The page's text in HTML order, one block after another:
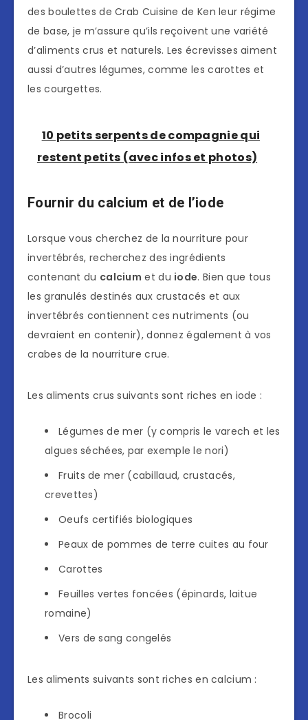
des boulettes de Crab Cuisine de Ken leur régime
de base, je m’assure qu’ils reçoivent une variété
d’aliments crus et naturels. Les écrevisses aiment
aussi d’autres légumes, comme les carottes et
les courgettes.
10 petits serpents de compagnie qui
restent petits (avec infos et photos)
Fournir du calcium et de l’iode
Lorsque vous cherchez de la nourriture pour
invertébrés, recherchez des ingrédients
contenant du calcium et du iode. Bien que tous
les granulés destinés aux crustacés et aux
invertébrés contiennent ces nutriments (ou
devraient en contenir), donnez également à vos
crabes de la nourriture crue.
Les aliments crus suivants sont riches en iode :
Légumes de mer (y compris le varech et les
algues séchées, par exemple le nori)
Fruits de mer (cabillaud, crustacés,
crevettes)
Oeufs certifiés biologiques
Peaux de pommes de terre cuites au four
Carottes
Feuilles vertes foncées (épinards, laitue
romaine)
Vers de sang congelés
Les aliments suivants sont riches en calcium :
Brocoli